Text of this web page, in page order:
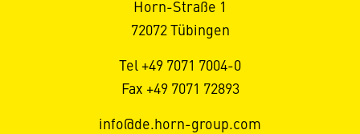
Horn-Straße 1
72072 Tübingen
Tel +49 7071 7004-0
Fax +49 7071 72893
info@de.horn-group.com